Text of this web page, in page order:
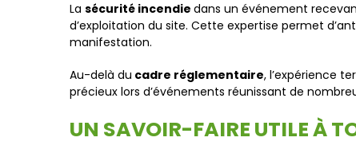
La sécurité incendie dans un événement
d’exploitation du site. Cette expertise permet
manifestation.
Au-delà du cadre réglementaire, l’expérience
précieux lors d’événements réunissant de
UN SAVOIR-FAIRE UTILE À